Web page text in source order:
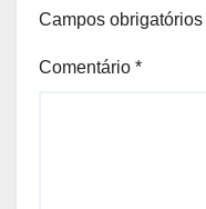
Campos
Comentário *